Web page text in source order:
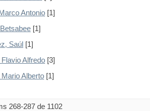
Antonio [1]
[1]
Saúl [1]
Alfredo [3]
Alberto [1]
268-287 de 1102